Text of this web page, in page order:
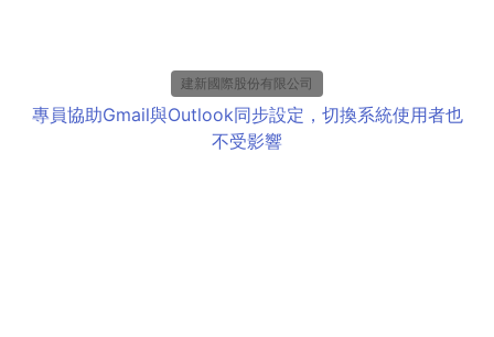
建新國際股份有限公司
專員協助Gmail與Outlook同步設定，切換系統使用者也
不受影響